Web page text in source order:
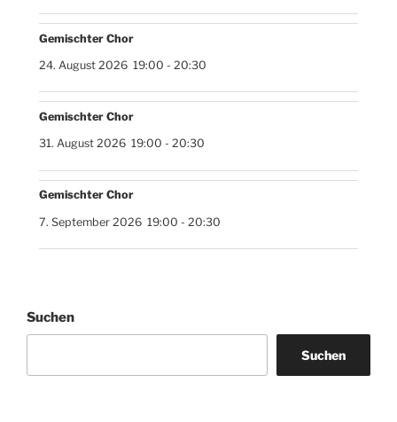
Gemischter Chor
24. August 2026 19:00 - 20:30
Gemischter Chor
31. August 2026 19:00 - 20:30
Gemischter Chor
7. September 2026 19:00 - 20:30
Suchen
Suchen